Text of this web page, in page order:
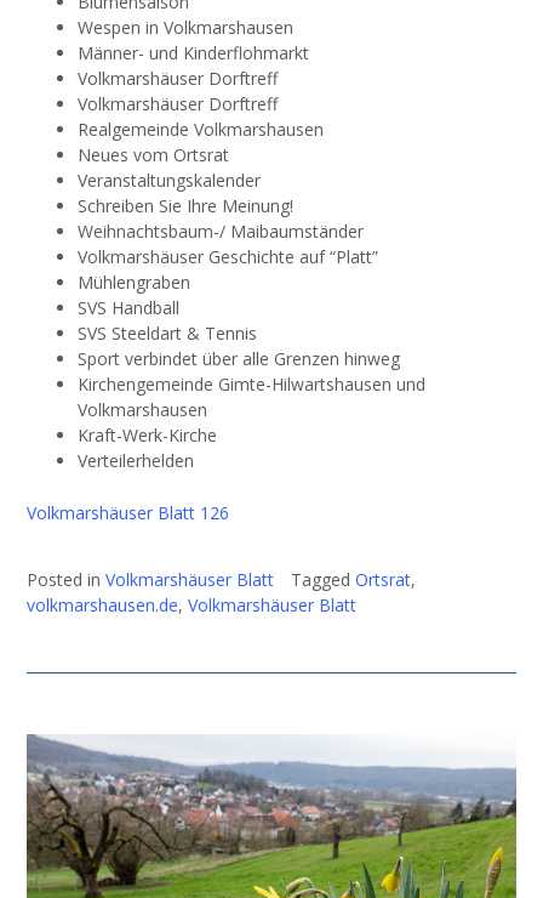
Wespen in Volkmarshausen
Männer- und Kinderflohmarkt
Volkmarshäuser Dorftreff
Volkmarshäuser Dorftreff
Realgemeinde Volkmarshausen
Neues vom Ortsrat
Veranstaltungskalender
Schreiben Sie Ihre Meinung!
Weihnachtsbaum-/ Maibaumständer
Volkmarshäuser Geschichte auf “Platt”
Mühlengraben
SVS Handball
SVS Steeldart & Tennis
Sport verbindet über alle Grenzen hinweg
Kirchengemeinde Gimte-Hilwartshausen und
Volkmarshausen
Kraft-Werk-Kirche
Verteilerhelden
Volkmarshäuser Blatt 126
Posted in Volkmarshäuser Blatt Tagged Ortsrat,
volkmarshausen.de, Volkmarshäuser Blatt